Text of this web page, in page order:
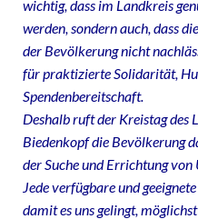
wichtig, dass im Landkreis
werden, sondern auch, dass
der Bevölkerung nicht
für praktizierte Solidarität,
Spendenbereitschaft.
Deshalb ruft der Kreistag des
Biedenkopf die Bevölkerung
der Suche und Errichtung
Jede verfügbare und
damit es uns gelingt,